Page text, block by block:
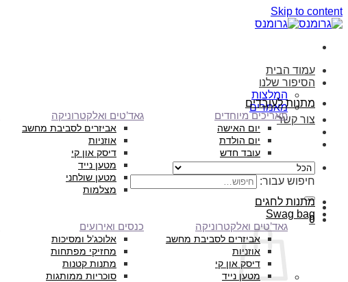
Skip to content
עמוד הבית
הסיפור שלנו
המלצות
מאמרים
צור קשר
חיפוש עבור:
0
מתנות לעובדים
תאריכים מיוחדים
יום האישה
יום הולדת
עובד חדש
גאד’טים ואלקטרוניקה
אביזרים לסביבת מחשב
אוזניות
דיסק און קי
מטען נייד
מטען שולחני
מצלמות
מתנות לחגים
Swag bag
גאד’טים ואלקטרוניקה
אביזרים לסביבת מחשב
אוזניות
דיסק און קי
מטען נייד
כנסים ואירועים
אלוכג’ל ומסיכות
מחזיקי מפתחות
מתנות קטנות
סוכריות ממותגות